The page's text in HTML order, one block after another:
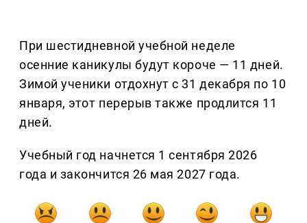
При шестидневной учебной неделе
осенние каникулы будут короче — 11 дней.
Зимой ученики отдохнут с 31 декабря по 10
января, этот перерыв также продлится 11
дней.
Учебный год начнется 1 сентября 2026
года и закончится 26 мая 2027 года.